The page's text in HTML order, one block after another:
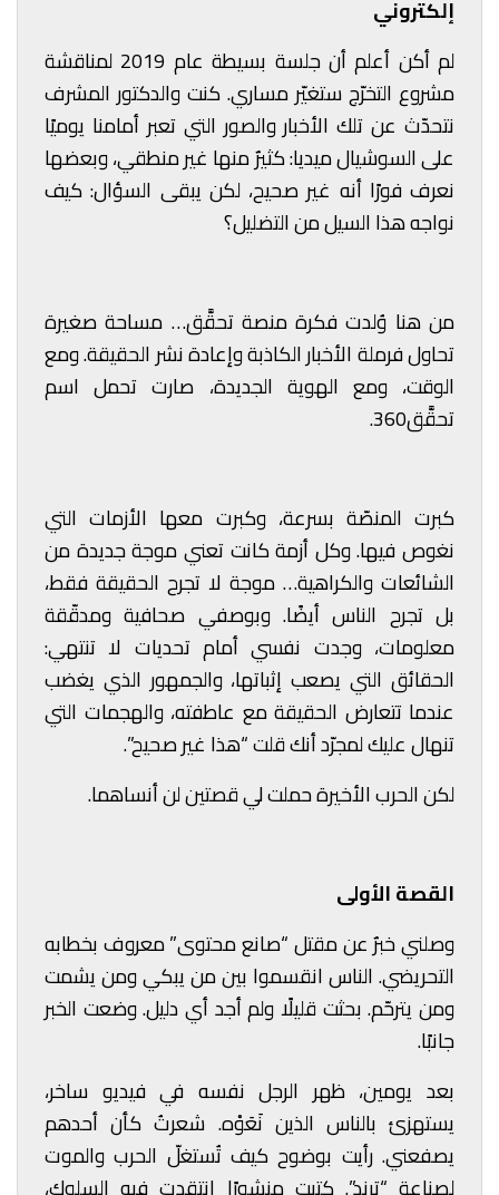
إلكتروني
لم أكن أعلم أن جلسة بسيطة عام 2019 لمناقشة
مشروع التخرّج ستغيّر مساري. كنت والدكتور المشرف
نتحدّث عن تلك الأخبار والصور التي تعبر أمامنا يوميًا
على السوشيال ميديا: كثيرٌ منها غير منطقي، وبعضها
نعرف فورًا أنه غير صحيح، لكن يبقى السؤال: كيف
نواجه هذا السيل من التضليل؟
من هنا وُلدت فكرة منصة تحقَّق… مساحة صغيرة
تحاول فرملة الأخبار الكاذبة وإعادة نشر الحقيقة. ومع
الوقت، ومع الهوية الجديدة، صارت تحمل اسم
تحقَّق360.
كبرت المنصّة بسرعة، وكبرت معها الأزمات التي
نغوص فيها. وكل أزمة كانت تعني موجة جديدة من
الشائعات والكراهية… موجة لا تجرح الحقيقة فقط،
بل تجرح الناس أيضًا. وبوصفي صحافية ومدقّقة
معلومات، وجدت نفسي أمام تحديات لا تنتهي:
الحقائق التي يصعب إثباتها، والجمهور الذي يغضب
عندما تتعارض الحقيقة مع عاطفته، والهجمات التي
تنهال عليك لمجرّد أنك قلت “هذا غير صحيح”.
لكن الحرب الأخيرة حملت لي قصتين لن أنساهما.
القصة الأولى
وصلني خبرٌ عن مقتل “صانع محتوى” معروف بخطابه
التحريضي. الناس انقسموا بين من يبكي ومن يشمت
ومن يترحّم. بحثت قليلًا ولم أجد أي دليل. وضعت الخبر
جانبًا.
بعد يومين، ظهر الرجل نفسه في فيديو ساخر،
يستهزئ بالناس الذين نَعَوْه. شعرتُ كأن أحدهم
يصفعني. رأيت بوضوح كيف تُستغلّ الحرب والموت